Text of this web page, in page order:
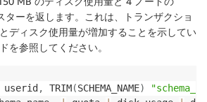
ターを返します。これは、トランザクショ
ディスク使用量が増加することを示してい
を参照してください。
, TRIM(SCHEMA_NAME)